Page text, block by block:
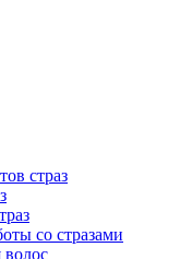
страз
со стразами
волос